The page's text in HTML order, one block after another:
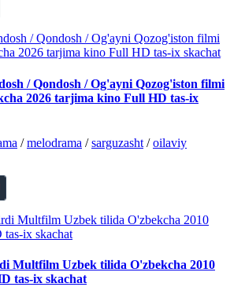
/ Qondosh / Og'ayni Qozog'iston filmi
2026 tarjima kino Full HD tas-ix
/melodrama /sarguzasht /oilaviy
Multfilm Uzbek tilida O'zbekcha 2010
tas-ix skachat